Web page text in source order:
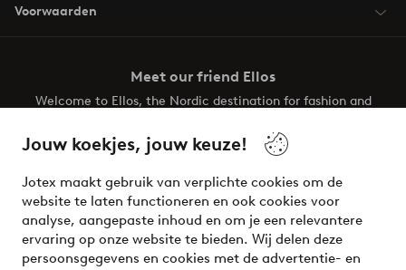
Jouw koekjes, jouw keuze!
Jotex maakt gebruik van verplichte cookies om de
website te laten functioneren en ook cookies voor
analyse, aangepaste inhoud en om je een relevantere
ervaring op onze website te bieden. Wij delen deze
persoonsgegevens en cookies met de advertentie- en
Voorwaarden
Meet our friend Ellos
Welcome to Ellos, the Nordic destination for fashion and
your wardrobe. Your next inspiring look is here!